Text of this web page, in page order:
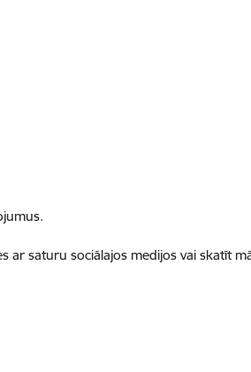
ar saturu sociālajos medijos vai skatīt